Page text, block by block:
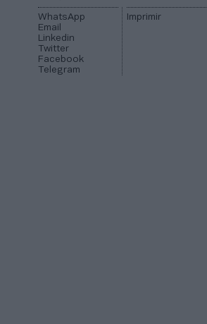
WhatsApp
Email
Linkedin
Twitter
Facebook
Telegram
Imprimir